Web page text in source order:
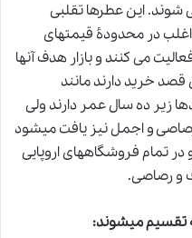
شوند. این عطرها تقلبی
در محدودۀ قیمتهای
می کنند و بازار هدف آنها
خرید دارند مانند
زیر ده سال عمر دارند ولی
رصاصی و اجمل نیز یافت میشود
تمام فروشگاههای اروپایی
و رصاصی.
تقسیم میشوند: